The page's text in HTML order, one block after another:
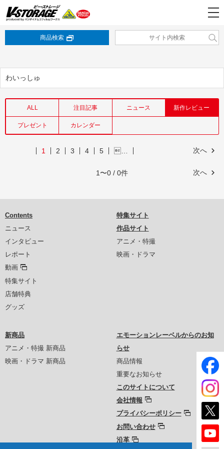
商品検索
わいっしゅ
ALL 注目記事 ニュース 新作レビュー
プレゼント カレンダー
次へ
1 2 3 4 5 …
次へ
1〜0 / 0件
Contents
ニュース
インタビュー
レポート
動画
特集サイト
店舗特典
グッズ
特集サイト
作品サイト
アニメ・特撮
映画・ドラマ
新商品
アニメ・特撮 新商品
映画・ドラマ 新商品
エモーションレーベルからのお知
らせ
商品情報
重要なお知らせ
このサイトについて
会社情報
プライバシーポリシー
お問い合わせ
沿革